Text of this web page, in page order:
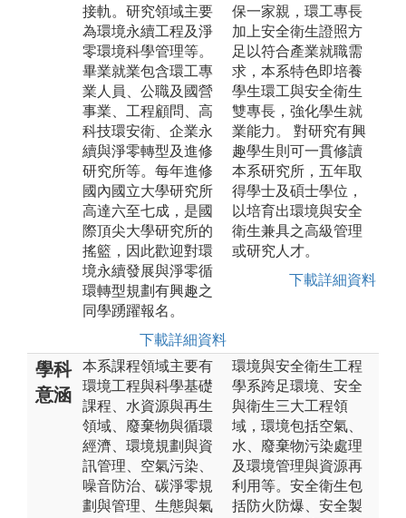
接軌。研究領域主要
為環境永續工程及淨
零環境科學管理等。
畢業就業包含環工專
業人員、公職及國營
事業、工程顧問、高
科技環安衛、企業永
續與淨零轉型及進修
研究所等。每年進修
國內國立大學研究所
高達六至七成，是國
際頂尖大學研究所的
搖籃，因此歡迎對環
境永續發展與淨零循
環轉型規劃有興趣之
同學踴躍報名。
下載詳細資料
保一家親，環工專長
加上安全衛生證照方
足以符合產業就職需
求，本系特色即培養
學生環工與安全衛生
雙專長，強化學生就
業能力。 對研究有興
趣學生則可一貫修讀
本系研究所，五年取
得學士及碩士學位，
以培育出環境與安全
衛生兼具之高級管理
或研究人才。
下載詳細資料
學科
意涵
本系課程領域主要有
環境工程與科學基礎
課程、水資源與再生
領域、廢棄物與循環
經濟、環境規劃與資
訊管理、空氣污染、
噪音防治、碳淨零規
劃與管理、生態與氣
環境與安全衛生工程
學系跨足環境、安全
與衛生三大工程領
域，環境包括空氣、
水、廢棄物污染處理
及環境管理與資源再
利用等。安全衛生包
括防火防爆、安全製